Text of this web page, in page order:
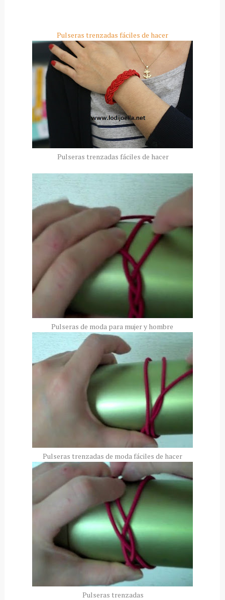
Pulseras trenzadas fáciles de hacer
Pulseras trenzadas fáciles de hacer
Pulseras de moda para mujer y hombre
Pulseras trenzadas de moda fáciles de hacer
Pulseras trenzadas